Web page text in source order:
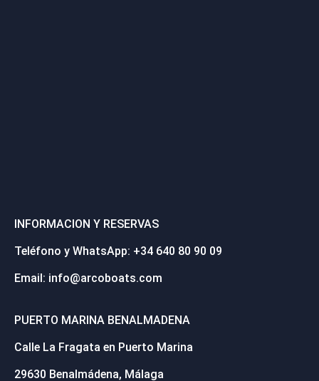
INFORMACION Y RESERVAS
Teléfono y WhatsApp: +34 640 80 90 09
Email: info@arcoboats.com
PUERTO MARINA BENALMADENA
Calle La Fragata en Puerto Marina
29630 Benalmádena, Málaga